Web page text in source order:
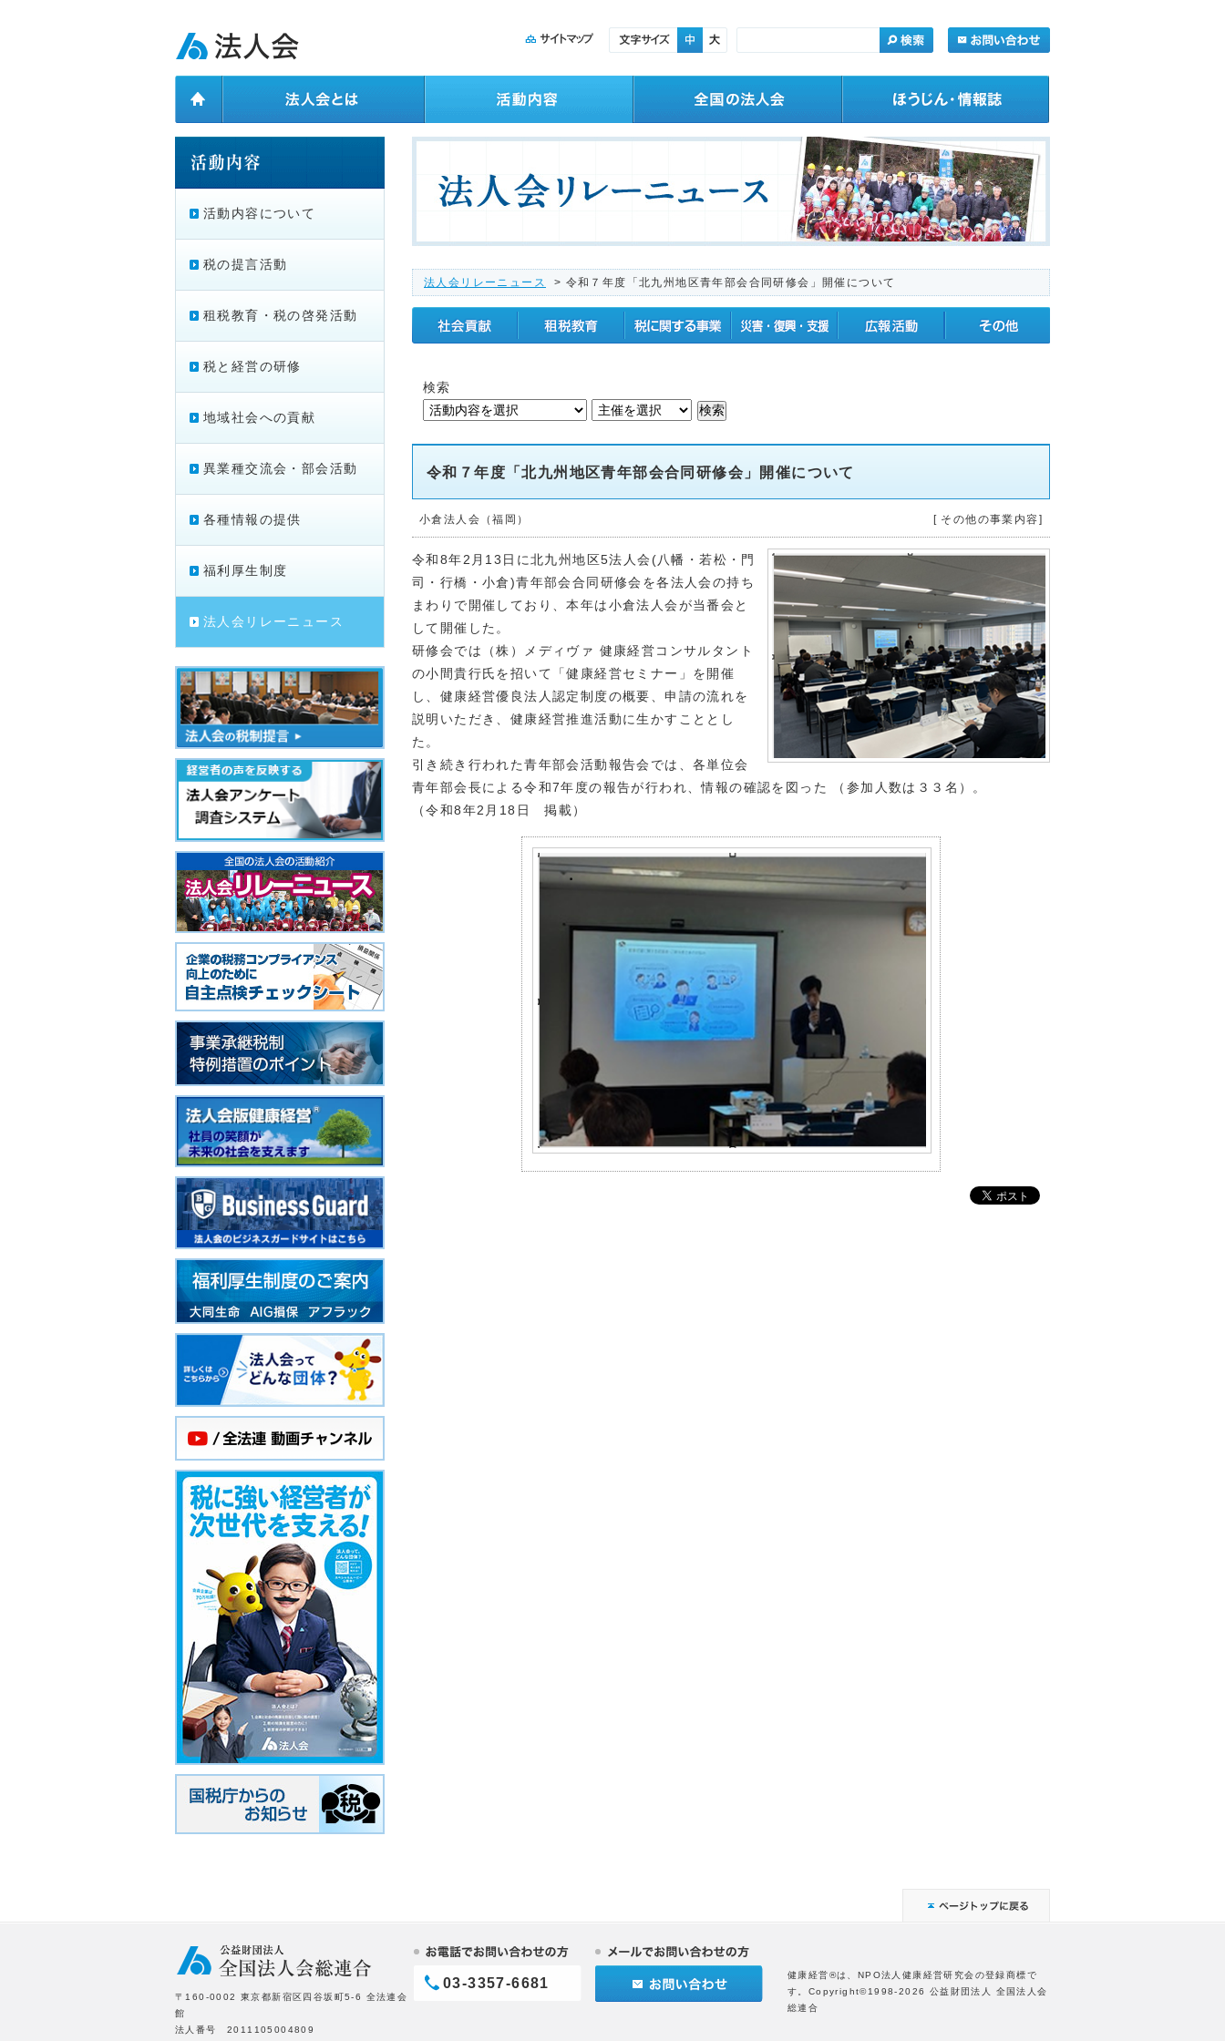
法人会リレーニュース > 令和７年度「北九州地区青年部会合同研修会」開催について
社会貢献 租税教育 税に関する事業 震災復興支援・応援広報活動 その他
検索
令和７年度「北九州地区青年部会合同研修会」開催について
小倉法人会（福岡） [ その他の事業内容]
令和8年2月13日に北九州地区5法人会(八幡・若松・門
司・行橋・小倉)青年部会合同研修会を各法人会の持ち
まわりで開催しており、本年は小倉法人会が当番会と
して開催した。
研修会では（株）メディヴァ 健康経営コンサルタント
の小間貴行氏を招いて「健康経営セミナー」を開催
し、健康経営優良法人認定制度の概要、申請の流れを
説明いただき、健康経営推進活動に生かすこととし
た。
引き続き行われた青年部会活動報告会では、各単位会
青年部会長による令和7年度の報告が行われ、情報の確認を図った （参加人数は３３名）。
（令和8年2月18日 掲載）
活動内容について
税の提言活動
租税教育・税の啓発活動
税と経営の研修
地域社会への貢献
異業種交流会・部会活動
各種情報の提供
福利厚生制度
法人会リレーニュース
〒160-0002 東京都新宿区四谷坂町5-6 全法連会
館
法人番号 2011105004809
03-3357-6681
健康経営®は、NPO法人健康経営研究会の登録商標で
す。Copyright©1998-2026 公益財団法人 全国法人会
総連合